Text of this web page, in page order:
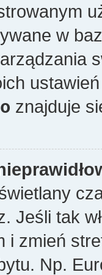
w
znajduje
Jeśli tak
i zmień
Np.